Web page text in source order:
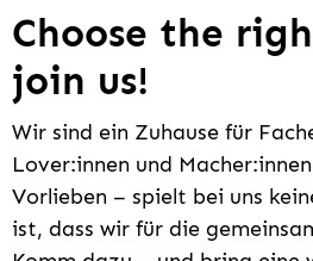
Choose the
join us!
Wir sind ein Zuhause für
Lover:innen und
Vorlieben – spielt bei uns
ist, dass wir für die